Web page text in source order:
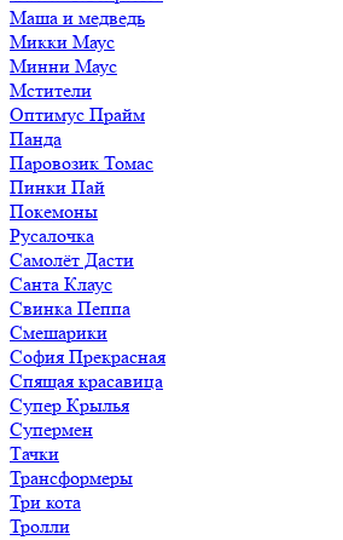
Маша и медведь
Микки Маус
Минни Маус
Мстители
Оптимус Прайм
Панда
Паровозик Томас
Пинки Пай
Покемоны
Русалочка
Самолёт Дасти
Санта Клаус
Свинка Пеппа
Смешарики
София Прекрасная
Спящая красавица
Супер Крылья
Супермен
Тачки
Трансформеры
Три кота
Тролли